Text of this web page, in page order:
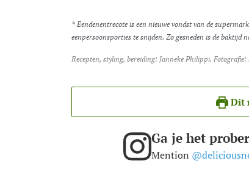
* Eendenentrecote is een nieuwe vondst van de
eenpersoonsporties te snijden. Zo gesneden is de baktijd
Recepten, styling, bereiding: Janneke Philippi.
Dit
Ga je het
Mention